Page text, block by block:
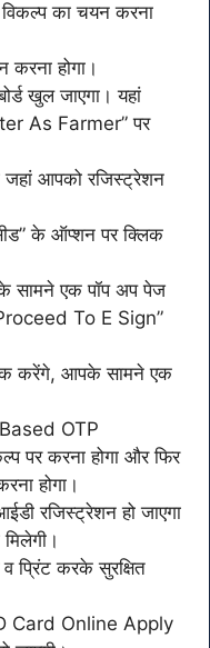
का चयन करना
करना होगा।
खुल जाएगा। यहां
As Farmer” पर
आपको रजिस्ट्रेशन
के ऑप्शन पर क्लिक
सामने एक पॉप अप पेज
To E Sign”
करेंगे, आपके सामने एक
OTP
पर करना होगा और फिर
होगा।
रजिस्ट्रेशन हो जाएगा
प्रिंट करके सुरक्षित
Card Online Apply